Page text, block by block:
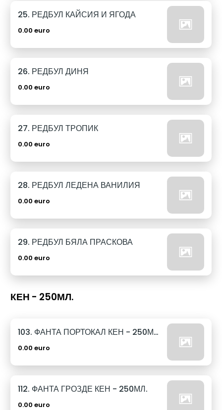
25. РЕДБУЛ КАЙСИЯ И ЯГОДА
0.00 euro
26. РЕДБУЛ ДИНЯ
0.00 euro
27. РЕДБУЛ ТРОПИК
0.00 euro
28. РЕДБУЛ ЛЕДЕНА ВАНИЛИЯ
0.00 euro
29. РЕДБУЛ БЯЛА ПРАСКОВА
0.00 euro
КЕН - 250МЛ.
103. ФАНТА ПОРТОКАЛ КЕН - 250МЛ.
0.00 euro
112. ФАНТА ГРОЗДЕ КЕН - 250МЛ.
0.00 euro